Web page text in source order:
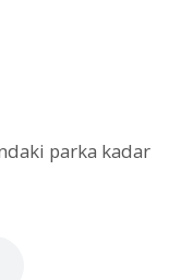
parka kadar